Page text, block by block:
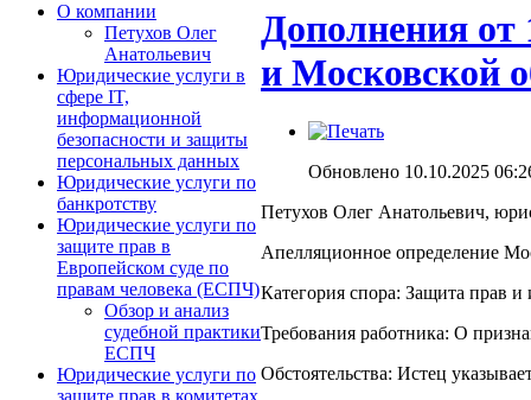
О компании
Петухов Олег
Анатольевич
Юридические услуги в
сфере IT,
информационной
безопасности и защиты
персональных данных
Юридические услуги по
банкротству
Юридические услуги по
защите прав в
Европейском суде по
правам человека (ЕСПЧ)
Обзор и анализ
судебной практики
ЕСПЧ
Юридические услуги по
защите прав в комитетах
Дополнения от
и Московской
Обновлено 10.10.2025
Петухов Олег Анатольевич,
Апелляционное определение
Категория спора: Защита прав и
Требования работника: О
Обстоятельства: Истец